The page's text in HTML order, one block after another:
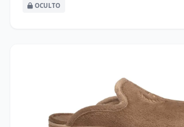
OCULTO